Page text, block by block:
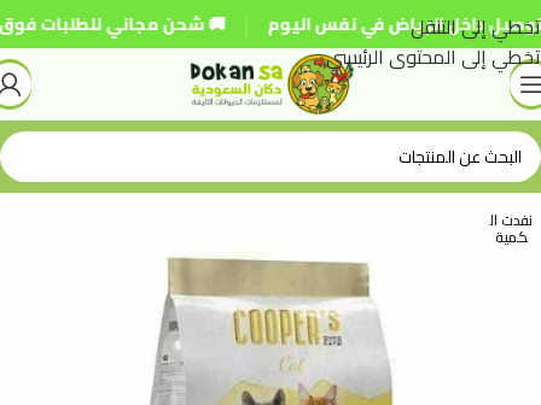
تخطي إلى التنقل
تخطي إلى المحتوى الرئيسي
داخل الرياض في نفس اليوم | 🚚 شحن مجاني للطلبات فوق 250 ريال
نفدت ال
كمية